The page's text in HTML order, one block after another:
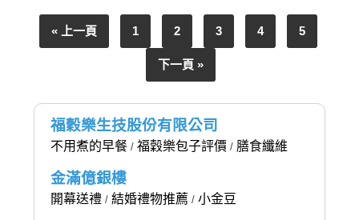
« 上一頁 1 2 3 4 5
下一頁 »
福穀樂生技股份有限公司
不用煮的早餐/ 福穀樂包子評價 / 膳食纖維
金滿億銀樓
開幕送禮/ 結婚禮物推薦 / 小金豆